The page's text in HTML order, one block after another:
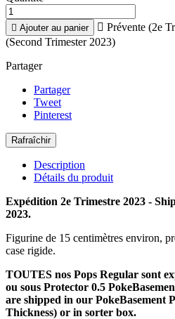
 Ajouter au panier  Prévente (2e
(Second Trimester 2023)
Partager
Partager
Tweet
Pinterest
Description
Détails du produit
Expédition 2e Trimestre 2023 -
2023.
Figurine de 15 centimètres environ,
case rigide.
TOUTES nos Pops Regular sont
ou sous Protector 0.5
are shipped in our PokeBasement
Thickness) or in sorter box.